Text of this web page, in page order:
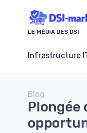
LE MÉDIA DES DSI
Infrastructure
Blog
Plongée